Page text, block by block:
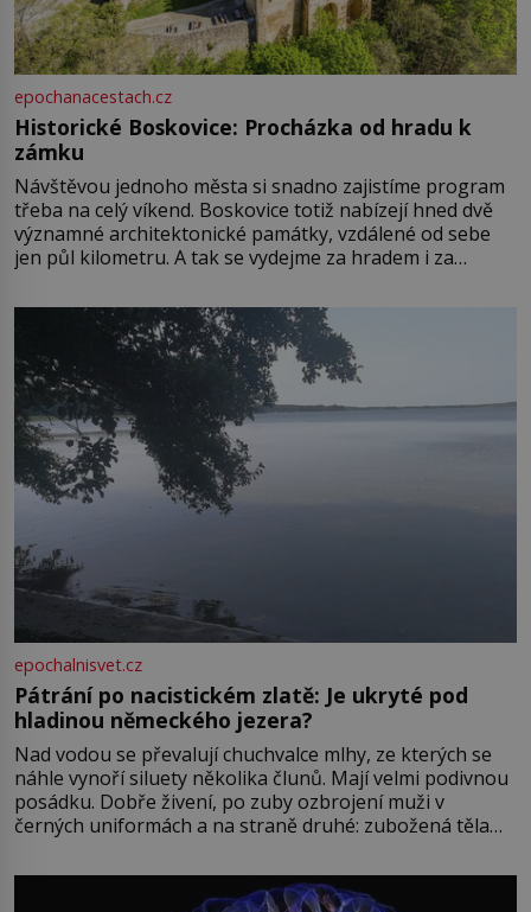
epochanacestach.cz
Historické Boskovice: Procházka od hradu k
zámku
Návštěvou jednoho města si snadno zajistíme program
třeba na celý víkend. Boskovice totiž nabízejí hned dvě
významné architektonické památky, vzdálené od sebe
jen půl kilometru. A tak se vydejme za hradem i za
Boskovice na okraji Drahanské vrchoviny vznikla někdy
ve13. století, a už v roce 1313 kronikáři zaznamenali
epochalnisvet.cz
Pátrání po nacistickém zlatě: Je ukryté pod
hladinou německého jezera?
Nad vodou se převalují chuchvalce mlhy, ze kterých se
náhle vynoří siluety několika člunů. Mají velmi podivnou
posádku. Dobře živení, po zuby ozbrojení muži v
černých uniformách a na straně druhé: zubožená těla
přízračná scéna znamená? Je jaro roku 1945, druhá
světová válka se chýlí ke konci. Jezero Stolpsee